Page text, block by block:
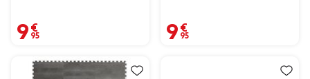
9,95 € 9,95 €